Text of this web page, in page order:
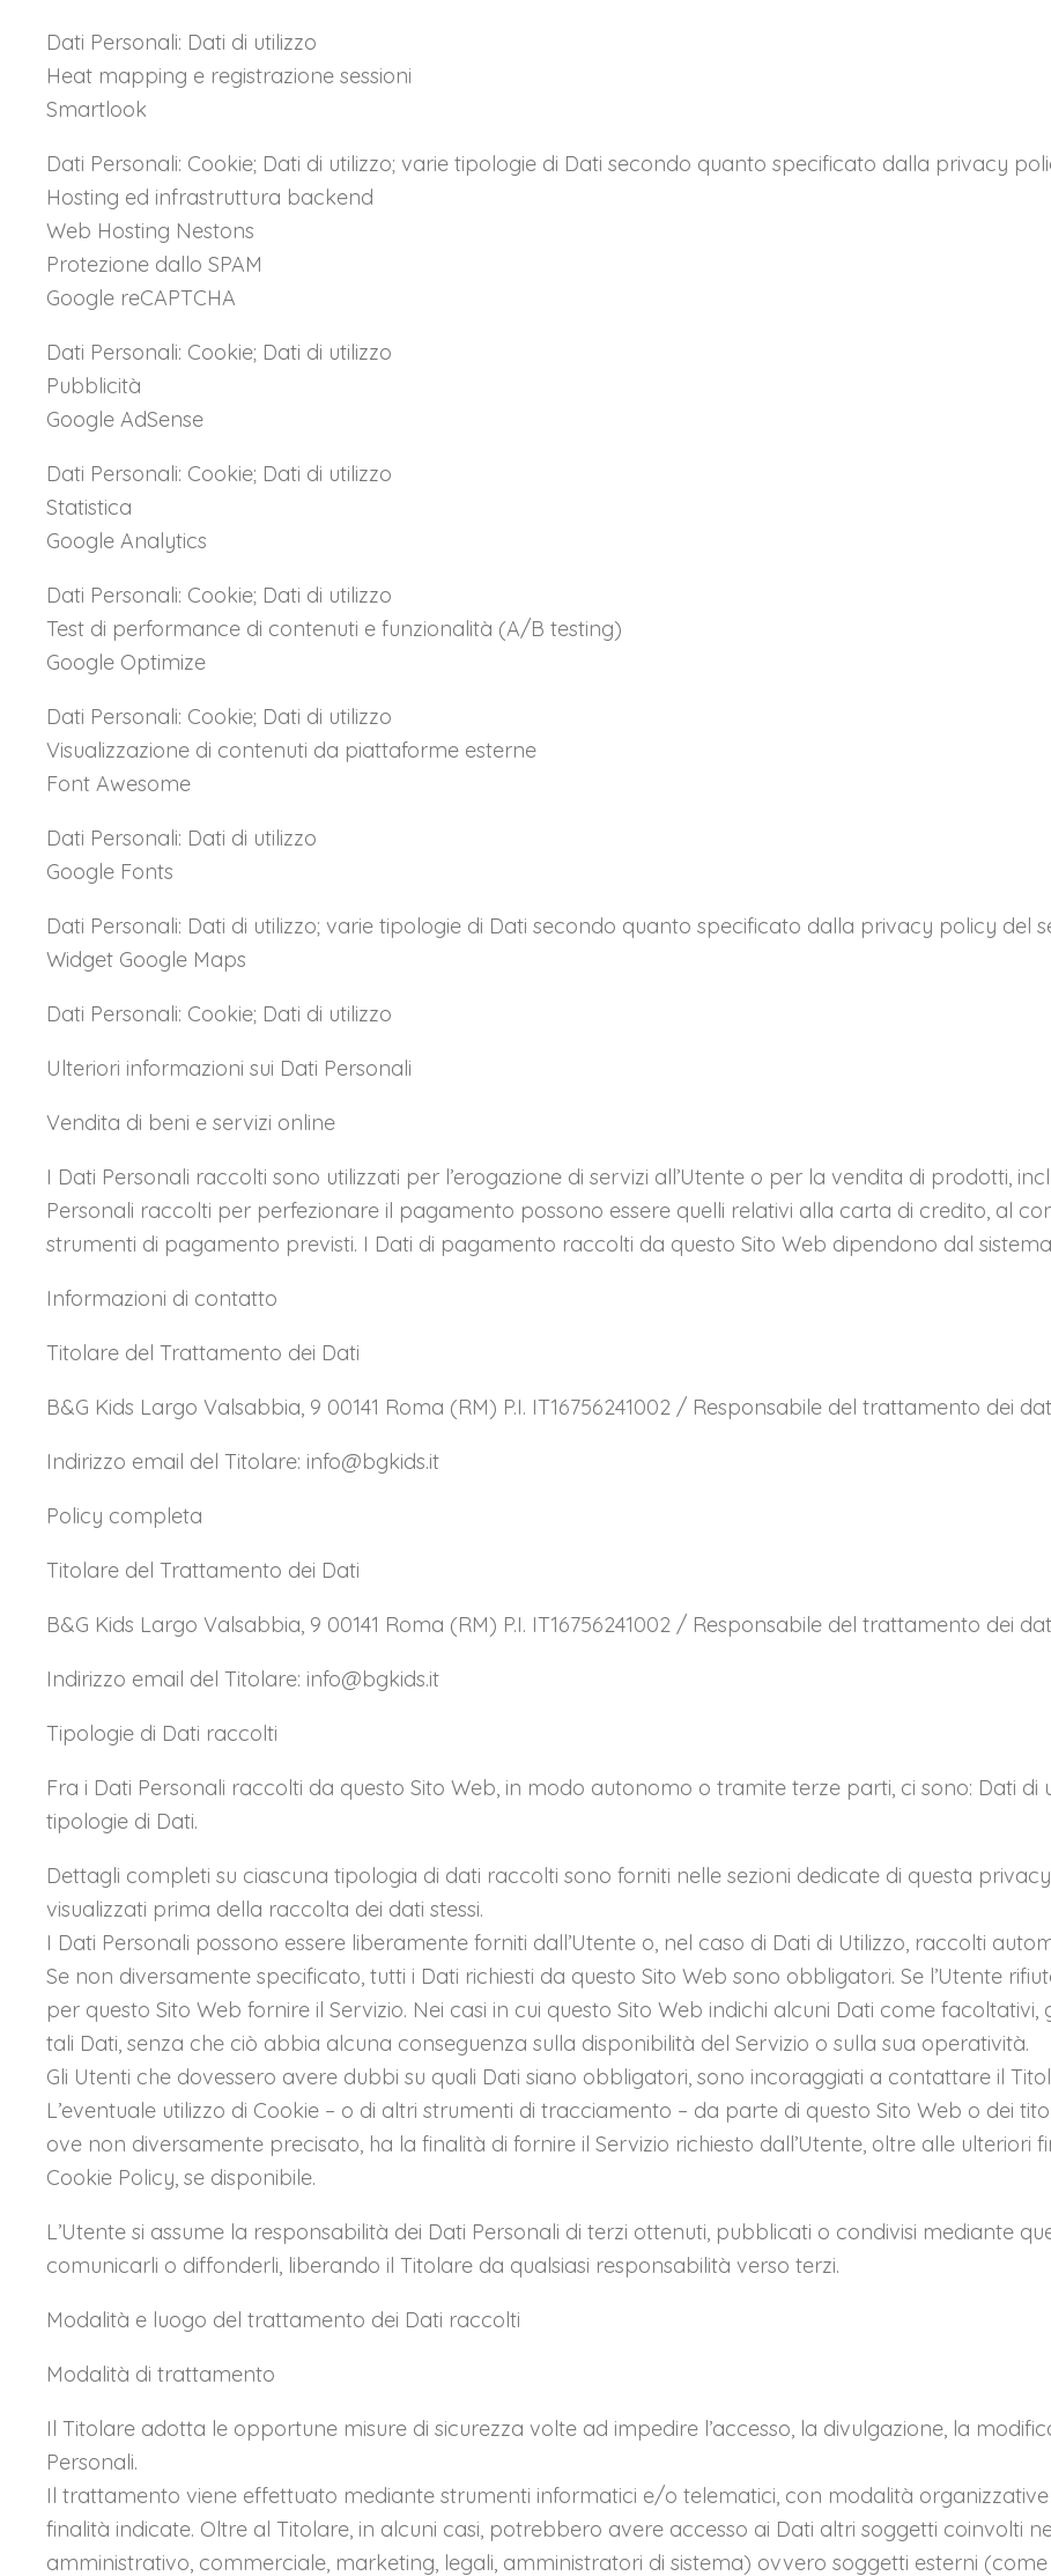
Dati Personali: Dati di utilizzo
Heat mapping e registrazione sessioni
Smartlook
Dati Personali: Cookie; Dati di utilizzo; varie tipologie di Dati secondo quanto specificato dalla privacy
Hosting ed infrastruttura backend
Web Hosting Nestons
Protezione dallo SPAM
Google reCAPTCHA
Dati Personali: Cookie; Dati di utilizzo
Pubblicità
Google AdSense
Dati Personali: Cookie; Dati di utilizzo
Statistica
Google Analytics
Dati Personali: Cookie; Dati di utilizzo
Test di performance di contenuti e funzionalità (A/B testing)
Google Optimize
Dati Personali: Cookie; Dati di utilizzo
Visualizzazione di contenuti da piattaforme esterne
Font Awesome
Dati Personali: Dati di utilizzo
Google Fonts
Dati Personali: Dati di utilizzo; varie tipologie di Dati secondo quanto specificato dalla privacy policy del
Widget Google Maps
Dati Personali: Cookie; Dati di utilizzo
Ulteriori informazioni sui Dati Personali
Vendita di beni e servizi online
I Dati Personali raccolti sono utilizzati per l’erogazione di servizi all’Utente o per la vendita di prodotti,
Personali raccolti per perfezionare il pagamento possono essere quelli relativi alla carta di credito, al
strumenti di pagamento previsti. I Dati di pagamento raccolti da questo Sito Web dipendono dal
Informazioni di contatto
Titolare del Trattamento dei Dati
B&G Kids Largo Valsabbia, 9 00141 Roma (RM) P.I. IT16756241002 / Responsabile del trattamento dei
Indirizzo email del Titolare: info@bgkids.it
Policy completa
Titolare del Trattamento dei Dati
B&G Kids Largo Valsabbia, 9 00141 Roma (RM) P.I. IT16756241002 / Responsabile del trattamento dei
Indirizzo email del Titolare: info@bgkids.it
Tipologie di Dati raccolti
Fra i Dati Personali raccolti da questo Sito Web, in modo autonomo o tramite terze parti, ci sono: Dati di
tipologie di Dati.
Dettagli completi su ciascuna tipologia di dati raccolti sono forniti nelle sezioni dedicate di questa
visualizzati prima della raccolta dei dati stessi.
I Dati Personali possono essere liberamente forniti dall’Utente o, nel caso di Dati di Utilizzo, raccolti
Se non diversamente specificato, tutti i Dati richiesti da questo Sito Web sono obbligatori. Se l’Utente
per questo Sito Web fornire il Servizio. Nei casi in cui questo Sito Web indichi alcuni Dati come
tali Dati, senza che ciò abbia alcuna conseguenza sulla disponibilità del Servizio o sulla sua operatività.
Gli Utenti che dovessero avere dubbi su quali Dati siano obbligatori, sono incoraggiati a contattare il
L’eventuale utilizzo di Cookie – o di altri strumenti di tracciamento – da parte di questo Sito Web o dei
ove non diversamente precisato, ha la finalità di fornire il Servizio richiesto dall’Utente, oltre alle
Cookie Policy, se disponibile.
L’Utente si assume la responsabilità dei Dati Personali di terzi ottenuti, pubblicati o condivisi mediante
comunicarli o diffonderli, liberando il Titolare da qualsiasi responsabilità verso terzi.
Modalità e luogo del trattamento dei Dati raccolti
Modalità di trattamento
Il Titolare adotta le opportune misure di sicurezza volte ad impedire l’accesso, la divulgazione, la
Personali.
Il trattamento viene effettuato mediante strumenti informatici e/o telematici, con modalità
finalità indicate. Oltre al Titolare, in alcuni casi, potrebbero avere accesso ai Dati altri soggetti coinvolti
amministrativo, commerciale, marketing, legali, amministratori di sistema) ovvero soggetti esterni